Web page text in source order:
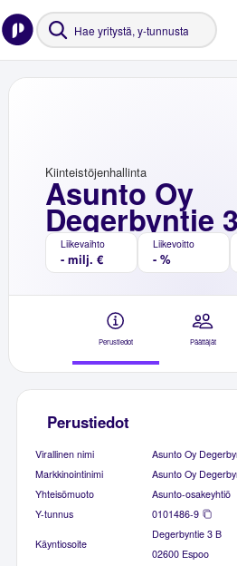
Asunto Oy
Degerbyntie 3
Kiinteistöjenhallinta
Liikevaihto
- milj. €
Liikevoitto
- %
Perustiedot Päättäjät
Perustiedot
Virallinen nimi
Asunto Oy
Markkinointinimi
Asunto Oy
Yhteisömuoto
Asunto-osakeyhtiö
Y-tunnus
0101486-9
Käyntiosoite
Degerbyntie 3 B
02600 Espoo